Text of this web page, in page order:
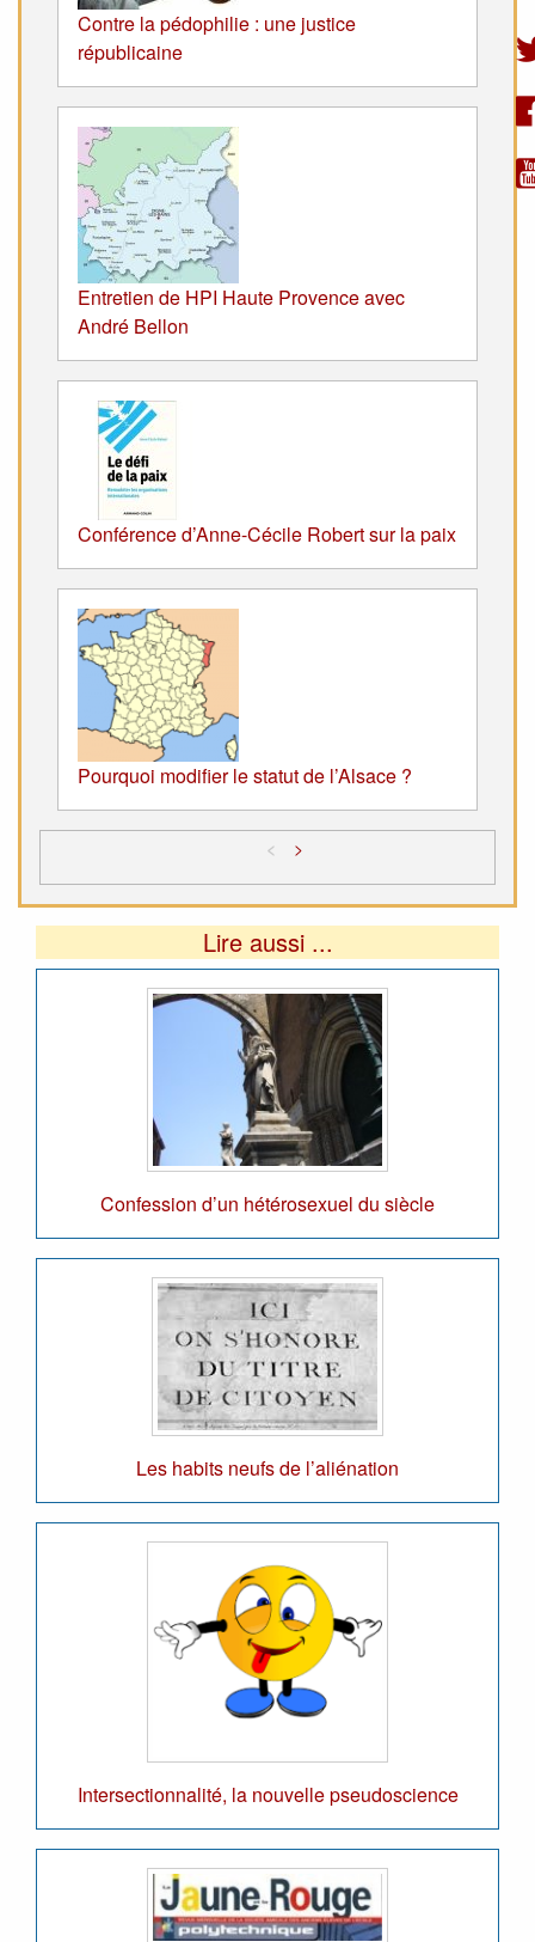
Contre la pédophilie : une justice
républicaine
Entretien de HPI Haute Provence avec
André Bellon
Conférence d’Anne-Cécile Robert sur la paix
Pourquoi modifier le statut de l’Alsace ?
< >
Lire aussi ...
Confession d’un hétérosexuel du siècle
Les habits neufs de l’aliénation
Intersectionnalité, la nouvelle pseudoscience